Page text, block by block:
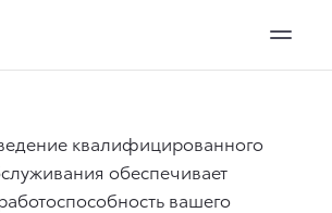
квалифицированного
обеспечивает
вашего